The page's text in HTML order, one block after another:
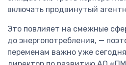
включать продвинутый
Это повлияет на смежные
до энергопотребления, —
переменам важно уже